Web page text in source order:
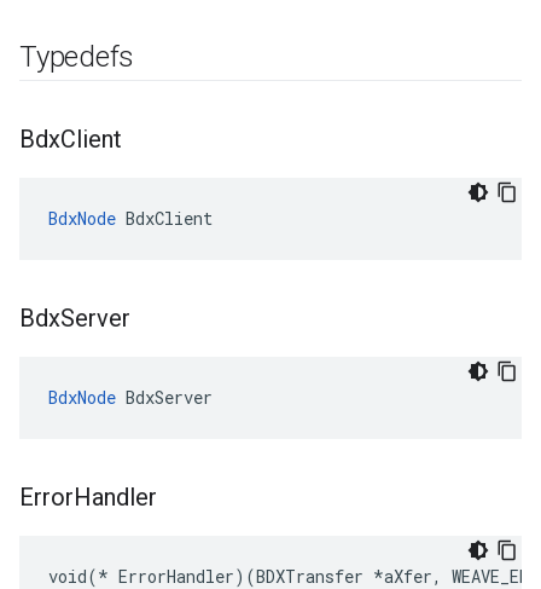
Typedefs
BdxClient
BdxNode BdxClient
BdxServer
BdxNode BdxServer
ErrorHandler
void(* ErrorHandler)(BDXTransfer *aXfer,